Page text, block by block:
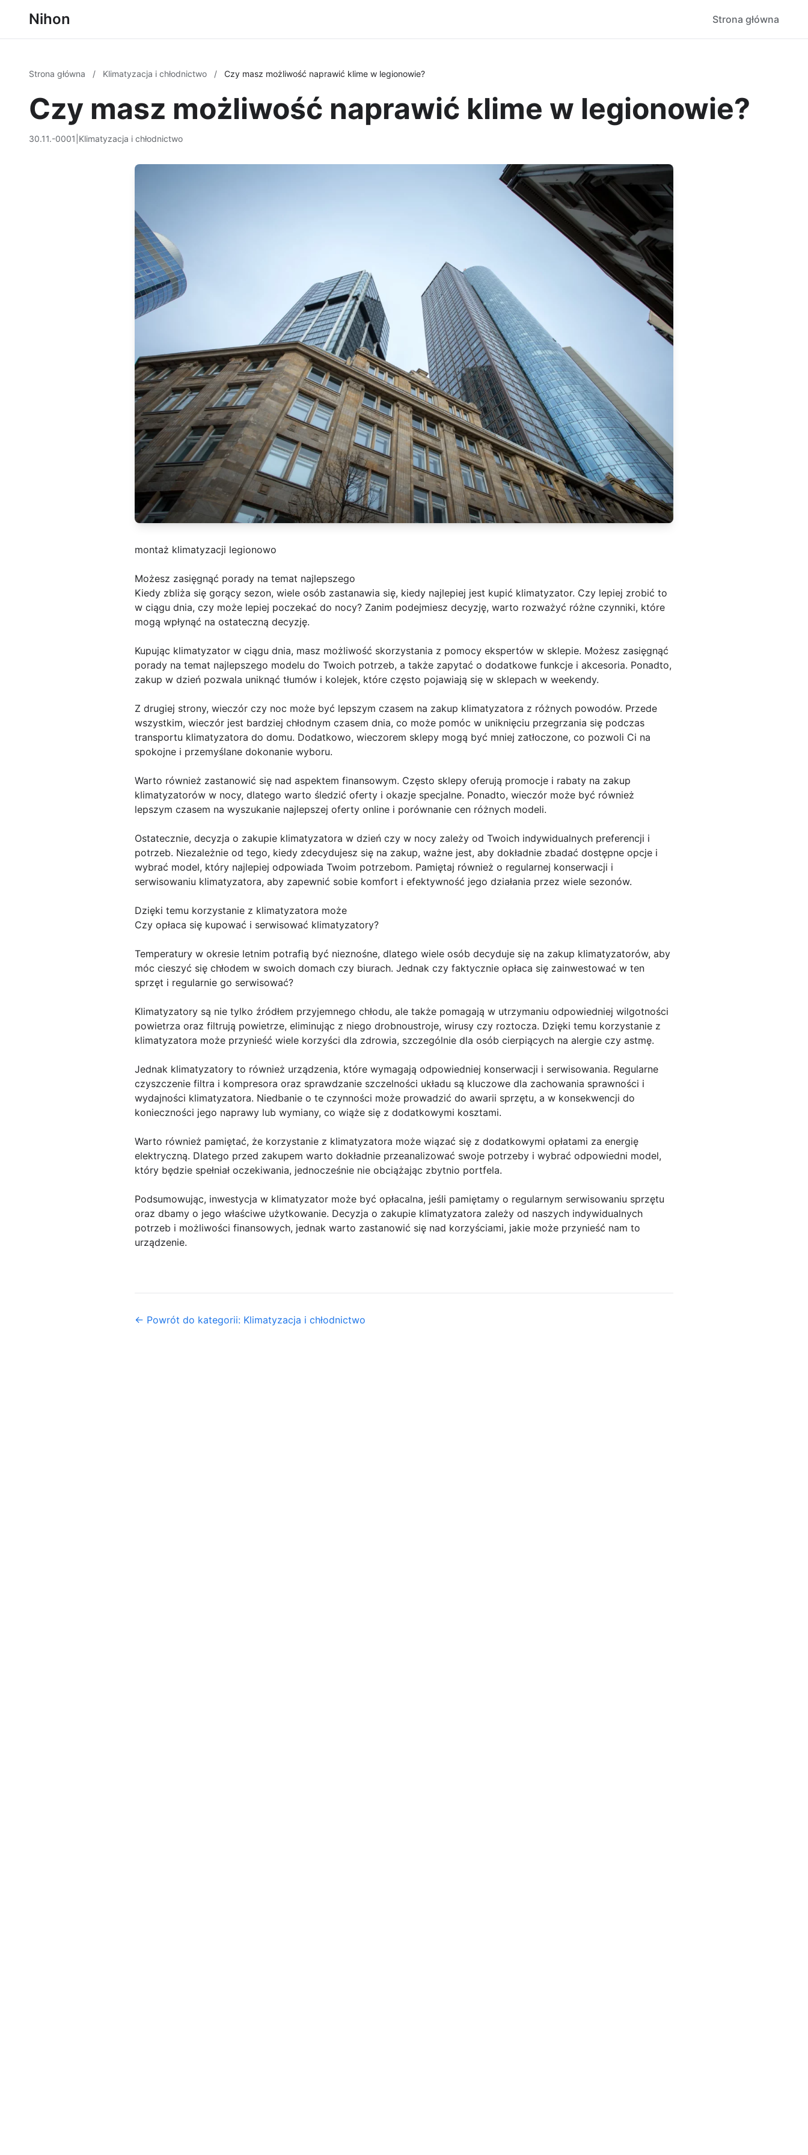
Nihon Strona główna
Strona główna / Klimatyzacja i chłodnictwo / Czy masz możliwość naprawić klime w legionowie?
Czy masz możliwość naprawić klime w legionowie?
30.11.-0001 Klimatyzacja i chłodnictwo
montaż klimatyzacji legionowo
Możesz zasięgnąć porady na temat najlepszego
Kiedy zbliża się gorący sezon, wiele osób zastanawia się, kiedy najlepiej jest kupić klimatyzator. Czy lepiej zrobić to
w ciągu dnia, czy może lepiej poczekać do nocy? Zanim podejmiesz decyzję, warto rozważyć różne czynniki, które
mogą wpłynąć na ostateczną decyzję.
Kupując klimatyzator w ciągu dnia, masz możliwość skorzystania z pomocy ekspertów w sklepie. Możesz zasięgnąć
porady na temat najlepszego modelu do Twoich potrzeb, a także zapytać o dodatkowe funkcje i akcesoria. Ponadto,
zakup w dzień pozwala uniknąć tłumów i kolejek, które często pojawiają się w sklepach w weekendy.
Z drugiej strony, wieczór czy noc może być lepszym czasem na zakup klimatyzatora z różnych powodów. Przede
wszystkim, wieczór jest bardziej chłodnym czasem dnia, co może pomóc w uniknięciu przegrzania się podczas
transportu klimatyzatora do domu. Dodatkowo, wieczorem sklepy mogą być mniej zatłoczone, co pozwoli Ci na
spokojne i przemyślane dokonanie wyboru.
Warto również zastanowić się nad aspektem finansowym. Często sklepy oferują promocje i rabaty na zakup
klimatyzatorów w nocy, dlatego warto śledzić oferty i okazje specjalne. Ponadto, wieczór może być również
lepszym czasem na wyszukanie najlepszej oferty online i porównanie cen różnych modeli.
Ostatecznie, decyzja o zakupie klimatyzatora w dzień czy w nocy zależy od Twoich indywidualnych preferencji i
potrzeb. Niezależnie od tego, kiedy zdecydujesz się na zakup, ważne jest, aby dokładnie zbadać dostępne opcje i
wybrać model, który najlepiej odpowiada Twoim potrzebom. Pamiętaj również o regularnej konserwacji i
serwisowaniu klimatyzatora, aby zapewnić sobie komfort i efektywność jego działania przez wiele sezonów.
Dzięki temu korzystanie z klimatyzatora może
Czy opłaca się kupować i serwisować klimatyzatory?
Temperatury w okresie letnim potrafią być nieznośne, dlatego wiele osób decyduje się na zakup klimatyzatorów, aby
móc cieszyć się chłodem w swoich domach czy biurach. Jednak czy faktycznie opłaca się zainwestować w ten
sprzęt i regularnie go serwisować?
Klimatyzatory są nie tylko źródłem przyjemnego chłodu, ale także pomagają w utrzymaniu odpowiedniej wilgotności
powietrza oraz filtrują powietrze, eliminując z niego drobnoustroje, wirusy czy roztocza. Dzięki temu korzystanie z
klimatyzatora może przynieść wiele korzyści dla zdrowia, szczególnie dla osób cierpiących na alergie czy astmę.
Jednak klimatyzatory to również urządzenia, które wymagają odpowiedniej konserwacji i serwisowania. Regularne
czyszczenie filtra i kompresora oraz sprawdzanie szczelności układu są kluczowe dla zachowania sprawności i
wydajności klimatyzatora. Niedbanie o te czynności może prowadzić do awarii sprzętu, a w konsekwencji do
konieczności jego naprawy lub wymiany, co wiąże się z dodatkowymi kosztami.
Warto również pamiętać, że korzystanie z klimatyzatora może wiązać się z dodatkowymi opłatami za energię
elektryczną. Dlatego przed zakupem warto dokładnie przeanalizować swoje potrzeby i wybrać odpowiedni model,
który będzie spełniał oczekiwania, jednocześnie nie obciążając zbytnio portfela.
Podsumowując, inwestycja w klimatyzator może być opłacalna, jeśli pamiętamy o regularnym serwisowaniu sprzętu
oraz dbamy o jego właściwe użytkowanie. Decyzja o zakupie klimatyzatora zależy od naszych indywidualnych
potrzeb i możliwości finansowych, jednak warto zastanowić się nad korzyściami, jakie może przynieść nam to
urządzenie.
← Powrót do kategorii: Klimatyzacja i chłodnictwo